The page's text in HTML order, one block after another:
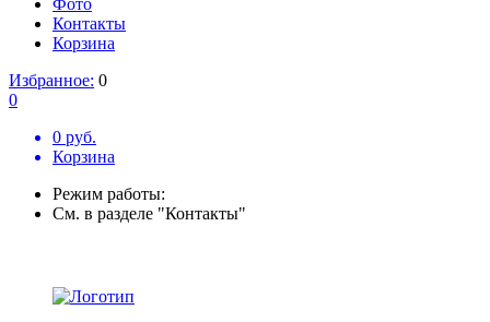
Фото
Контакты
Корзина
Избранное: 0
0
0 руб.
Корзина
Режим работы:
См. в разделе "Контакты"